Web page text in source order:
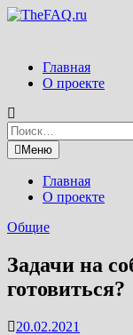
Перейти
Главная
О проекте
Найти:
Меню
Главная
О проекте
Общие
Задачи на
готовиться?
20.02.2021